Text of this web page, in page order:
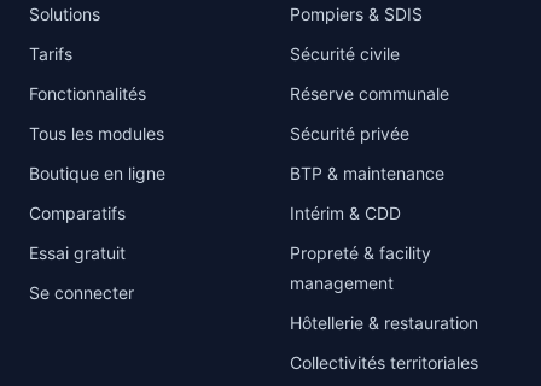
Solutions
Tarifs
Fonctionnalités
Tous les modules
Boutique en ligne
Comparatifs
Essai gratuit
Se connecter
Pompiers & SDIS
Sécurité civile
Réserve communale
Sécurité privée
BTP & maintenance
Intérim & CDD
Propreté & facility
management
Hôtellerie & restauration
Collectivités territoriales